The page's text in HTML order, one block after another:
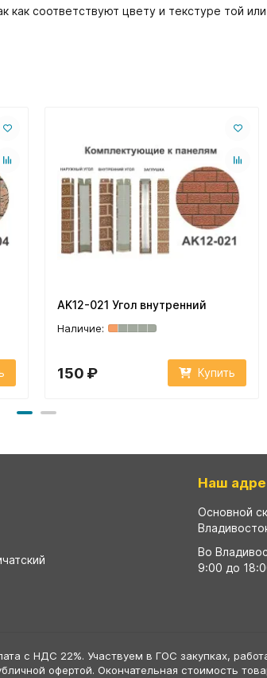
соответствуют цвету и текстуре той
AK12-021 Угол внутренний
150 ₽ Купить
Наш
Основной
Во
9:00 до
с НДС 22%. Участвуем в ГОС закупках,
офертой. Окончательная стоимость